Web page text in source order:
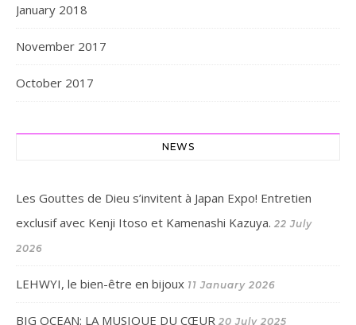
January 2018
November 2017
October 2017
NEWS
Les Gouttes de Dieu s’invitent à Japan Expo! Entretien
exclusif avec Kenji Itoso et Kamenashi Kazuya. 22 July
2026
LEHWYI, le bien-être en bijoux 11 January 2026
BIG OCEAN: LA MUSIQUE DU CŒUR 20 July 2025